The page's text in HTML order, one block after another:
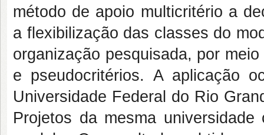
método de apoio multicritério a
a flexibilização das classes do
organização pesquisada, por
e pseudocritérios. A aplicação
Universidade Federal do Rio
Projetos da mesma